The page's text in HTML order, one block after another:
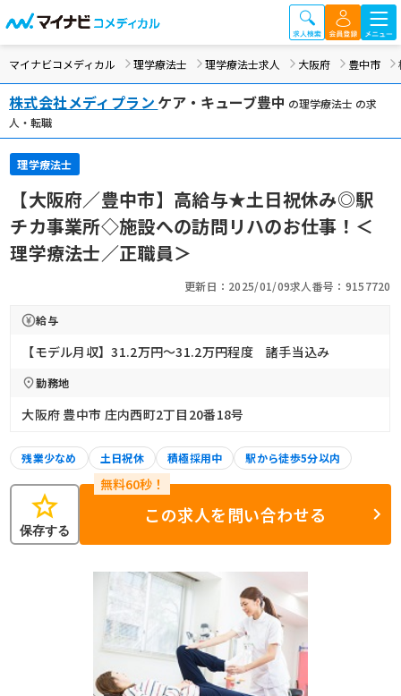
マイナビコメディカル 理学療法士 理学療法士求人 大阪府 豊中市
株式会社メディプラン ケア・キューブ豊中 の理学療法士 の求
人・転職
理学療法士
【大阪府／豊中市】高給与★土日祝休み◎駅
チカ事業所◇施設への訪問リハのお仕事！＜
理学療法士／正職員＞
更新日：2025/01/09求人番号：9157720
給与
【モデル月収】31.2万円〜31.2万円程度 諸手当込み
勤務地
大阪府 豊中市 庄内西町2丁目20番18号
残業少なめ 土日祝休 積極採用中 駅から徒歩5分以内
star
保存する
この求人を問い合わせる